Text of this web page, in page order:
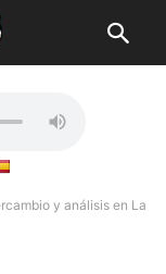
y análisis en La